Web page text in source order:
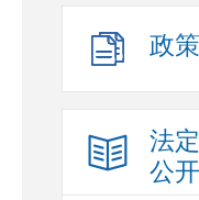
政
法
公